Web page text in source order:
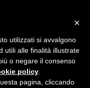
Circolo
Statuto e
×
utilizzati si avvalgono
utili alle finalità illustrate
o negare il consenso
policy
pagina, cliccando